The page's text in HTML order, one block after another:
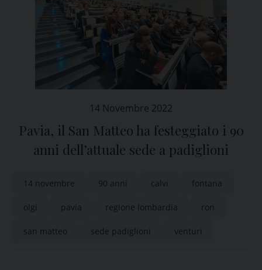
14 Novembre 2022
Pavia, il San Matteo ha festeggiato i 90
anni dell’attuale sede a padiglioni
14 novembre 90 anni calvi fontana
olgi pavia regione lombardia ron
san matteo sede padiglioni venturi